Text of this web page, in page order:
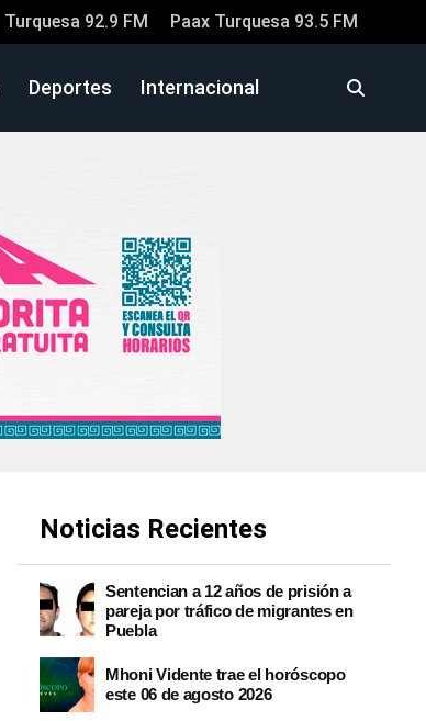
Turquesa 92.9 FM Paax Turquesa 93.5 FM
Deportes Internacional
Noticias Recientes
Sentencian a 12 años de prisión a
pareja por tráfico de migrantes en
Puebla
Mhoni Vidente trae el horóscopo
este 06 de agosto 2026